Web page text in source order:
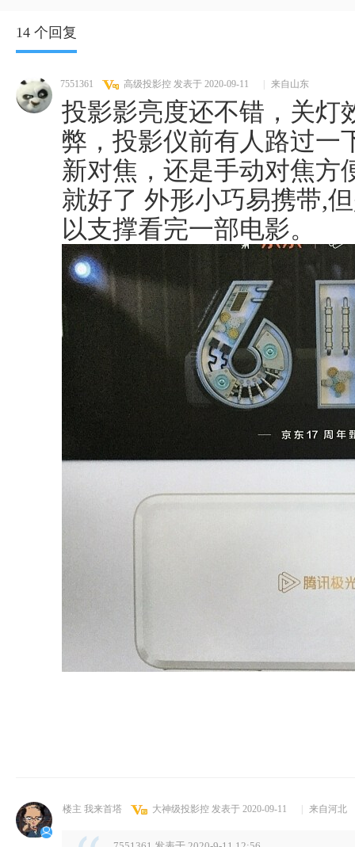
14 个回复
7551361 高级投影控 发表于 2020-09-11 来自山东
投影影亮度还不错，关灯
弊，投影仪前有人路过一
新对焦，还是手动对焦方
就好了 外形小巧易携带,
以支撑看完一部电影。
楼主 我来首塔 大神级投影控 发表于 2020-09-11 来自河北